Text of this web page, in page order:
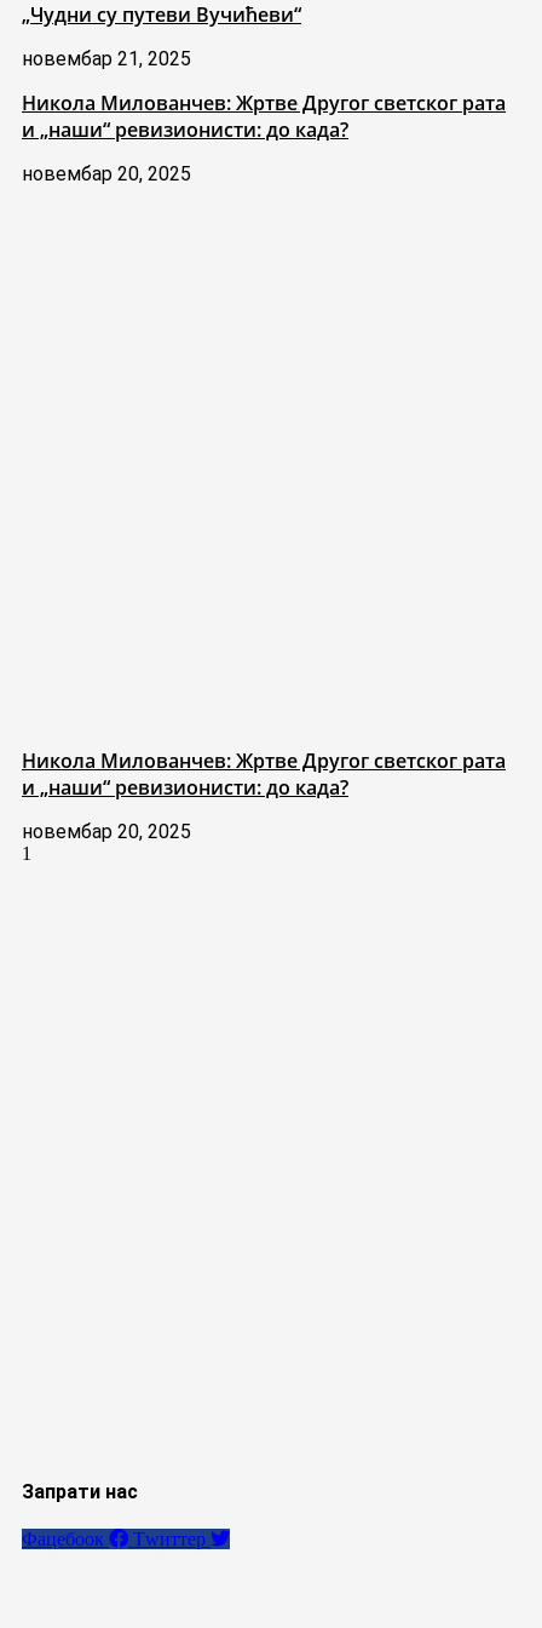
„Чудни су путеви Вучићеви“
новембар 21, 2025
Никола Милованчев: Жртве Другог светског рата
и „наши“ ревизионисти: до када?
новембар 20, 2025
Никола Милованчев: Жртве Другог светског рата
и „наши“ ревизионисти: до када?
новембар 20, 2025
Запрати нас
Фацебоок Тwиттер